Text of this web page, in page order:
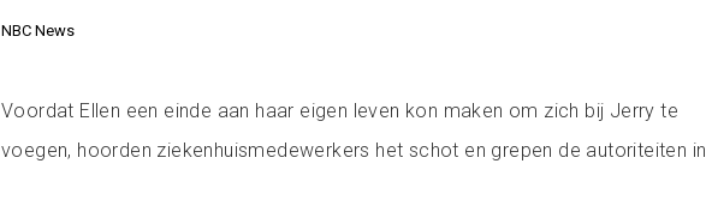
NBC News
Voordat Ellen een einde aan haar eigen leven kon maken om zich bij Jerry te
voegen, hoorden ziekenhuismedewerkers het schot en grepen de autoriteiten in.